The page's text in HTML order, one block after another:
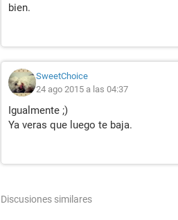
bien.
SweetChoice
24 ago 2015 a las 04:37
Igualmente ;)
Ya veras que luego te baja.
Discusiones similares